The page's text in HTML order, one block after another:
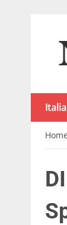
Italia
Home